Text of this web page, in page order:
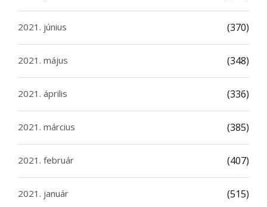
2021. június (370)
2021. május (348)
2021. április (336)
2021. március (385)
2021. február (407)
2021. január (515)